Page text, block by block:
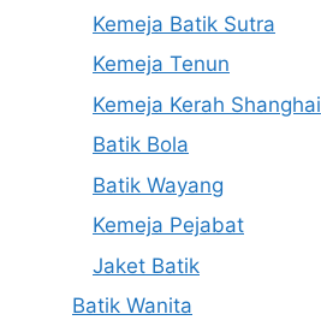
Kemeja Batik Sutra
Kemeja Tenun
Kemeja Kerah Shanghai
Batik Bola
Batik Wayang
Kemeja Pejabat
Jaket Batik
Batik Wanita